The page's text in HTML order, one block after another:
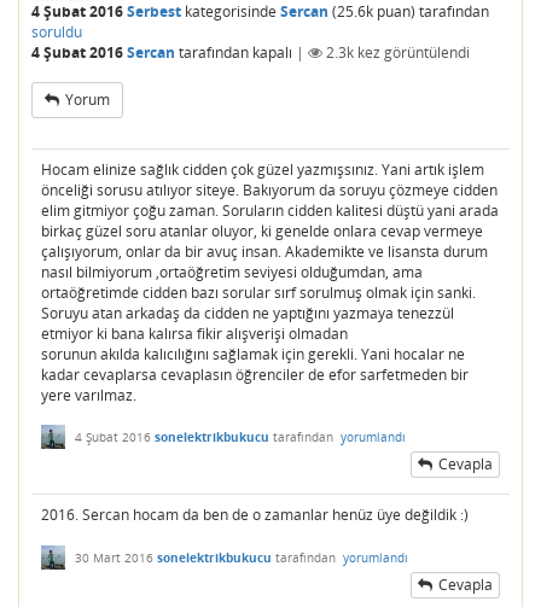
4 Şubat 2016Serbest kategorisinde Sercan (25.6k puan) tarafından
soruldu
4 Şubat 2016Sercan tarafından kapalı | 2.3k kez görüntülendi
Yorum
Hocam elinize sağlık cidden çok güzel yazmışsınız. Yani artık işlem
önceliği sorusu atılıyor siteye. Bakıyorum da soruyu çözmeye cidden
elim gitmiyor çoğu zaman. Soruların cidden kalitesi düştü yani arada
birkaç güzel soru atanlar oluyor, ki genelde onlara cevap vermeye
çalışıyorum, onlar da bir avuç insan. Akademikte ve lisansta durum
nasıl bilmiyorum ,ortaöğretim seviyesi olduğumdan, ama
ortaöğretimde cidden bazı sorular sırf sorulmuş olmak için sanki.
Soruyu atan arkadaş da cidden ne yaptığını yazmaya tenezzül
etmiyor ki bana kalırsa fikir alışverişi olmadan
sorunun akılda kalıcılığını sağlamak için gerekli. Yani hocalar ne
kadar cevaplarsa cevaplasın öğrenciler de efor sarfetmeden bir
yere varılmaz.
4 Şubat 2016 sonelektrikbukucu tarafından yorumlandı
Cevapla
2016. Sercan hocam da ben de o zamanlar henüz üye değildik :)
30 Mart 2016 sonelektrikbukucu tarafından yorumlandı
Cevapla